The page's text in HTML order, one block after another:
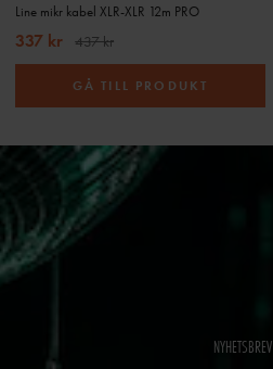
Line mikr kabel XLR-XLR 12m PRO
337 kr 437 kr
GÅ TILL PRODUKT
NYHETSBREV